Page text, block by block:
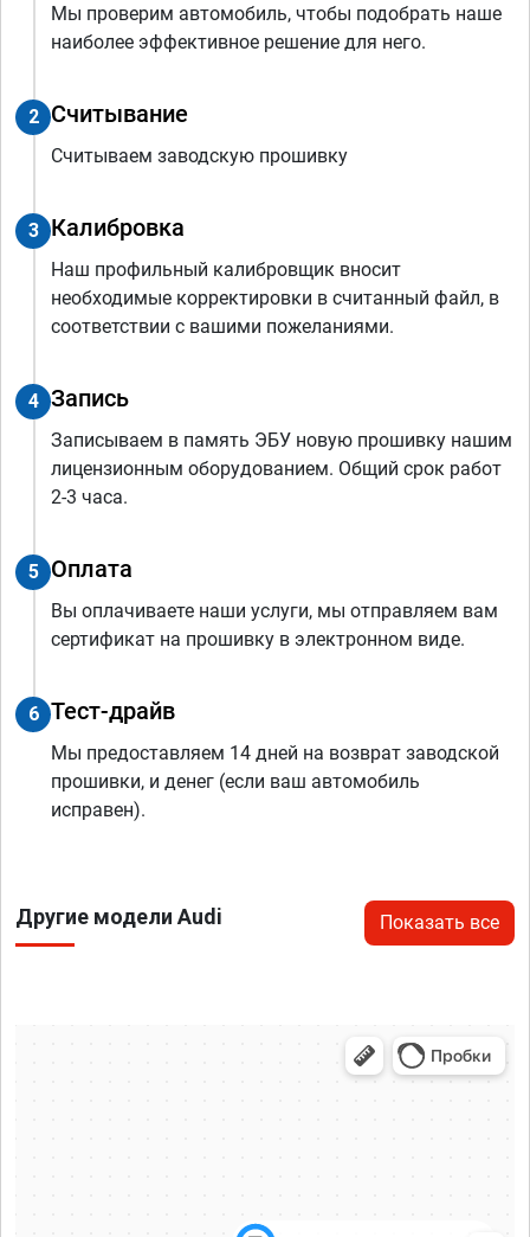
Мы проверим автомобиль, чтобы подобрать наше
наиболее эффективное решение для него.
2 Считывание
Считываем заводскую прошивку
3 Калибровка
Наш профильный калибровщик вносит
необходимые корректировки в считанный файл, в
соответствии с вашими пожеланиями.
4 Запись
Записываем в память ЭБУ новую прошивку нашим
лицензионным оборудованием. Общий срок работ
2-3 часа.
5 Оплата
Вы оплачиваете наши услуги, мы отправляем вам
сертификат на прошивку в электронном виде.
6 Тест-драйв
Мы предоставляем 14 дней на возврат заводской
прошивки, и денег (если ваш автомобиль
исправен).
Другие модели Audi Показать все